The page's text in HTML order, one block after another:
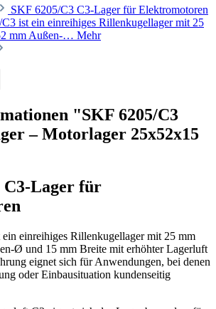
SKF 6205/C3 C3-Lager für Elektromotoren
ist ein einreihiges Rillenkugellager mit 25
mm Außen-… Mehr
"SKF 6205/C3
– Motorlager 25x52x15
C3-Lager für
einreihiges Rillenkugellager mit 25 mm
Ø und 15 mm Breite mit erhöhter Lagerluft
eignet sich für Anwendungen, bei denen
oder Einbausituation kundenseitig